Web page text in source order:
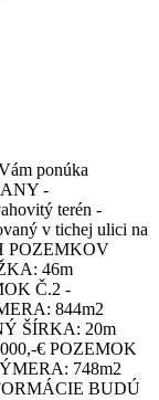
ponúka
-
terén -
v tichej ulici na
POZEMKOV
46m
Č.2 -
844m2
ŠÍRKA: 20m
€ POZEMOK
748m2
BUDÚ